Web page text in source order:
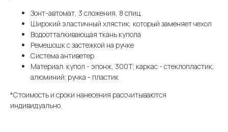
Зонт-автомат, 3 сложения, 8 спиц
Широкий эластичный хлястик, который заменяет чехол
Водоотталкивающая ткань купола
Ремешошк с застежкой на ручке
Система антиветер
Материал: купол - эпонж, 300Т; каркас - стеклопластик;
алюминий; ручка - пластик
*Стоимость и сроки нанесения рассчитываются
индивидуально.